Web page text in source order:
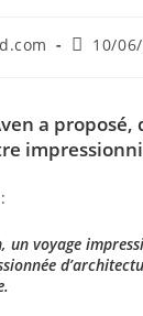
10/
a
un voyage